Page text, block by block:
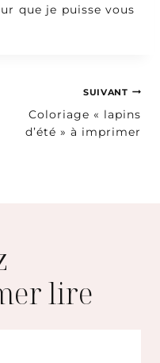
que je puisse vous
SUIVANT
Coloriage « lapins
d’été » à imprimer
lire